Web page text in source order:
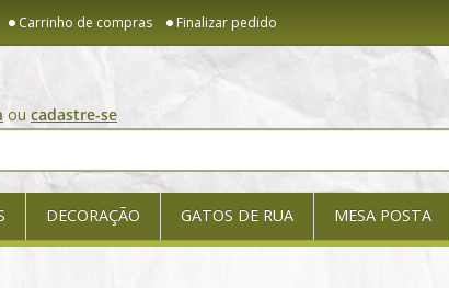
Carrinho de compras Finalizar pedido
ou cadastre-se
DECORAÇÃO GATOS DE RUA MESA POSTA